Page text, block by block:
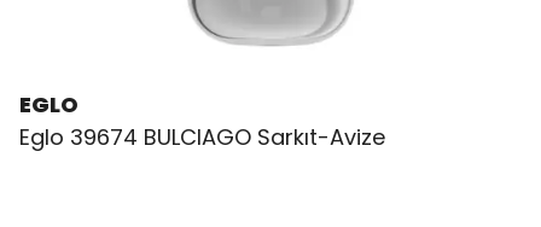
EGLO
Eglo 39674 BULCIAGO Sarkıt-Avize